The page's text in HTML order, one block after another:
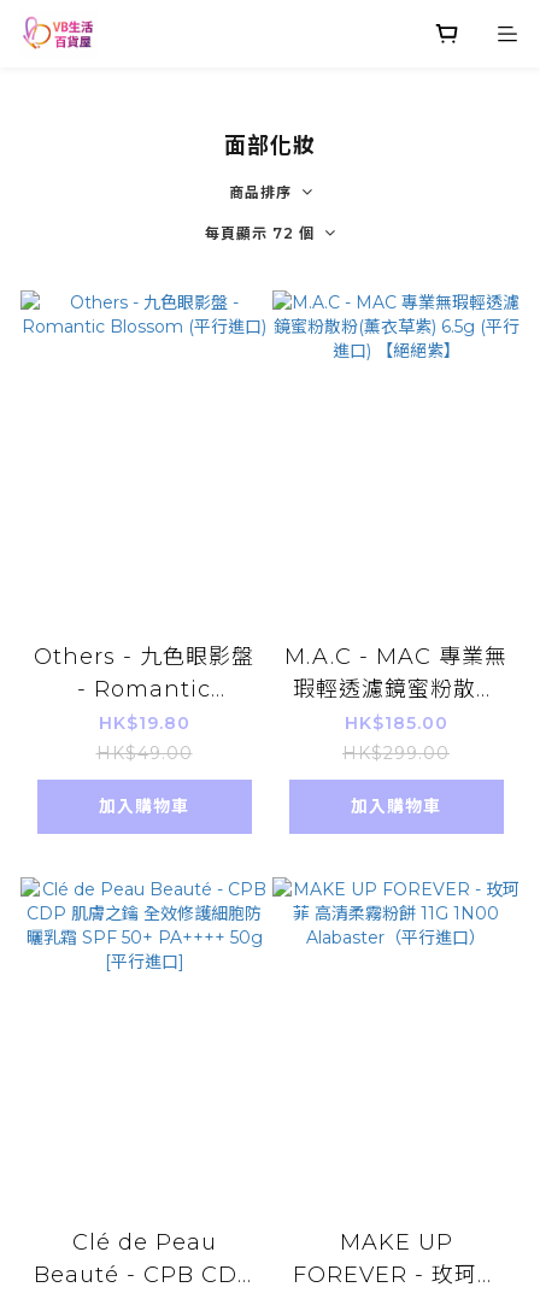
面部化妝
商品排序
每頁顯示 72 個
Others - 九色眼影盤
- Romantic
Blossom (平行進口)
HK$19.80
HK$49.00
加入購物車
M.A.C - MAC 專業無
瑕輕透濾鏡蜜粉散粉
(薰衣草紫) 6.5g (平行
進口) 【絕絕紫】
HK$185.00
HK$299.00
加入購物車
Clé de Peau
Beauté - CPB CDP
MAKE UP
FOREVER - 玫珂菲